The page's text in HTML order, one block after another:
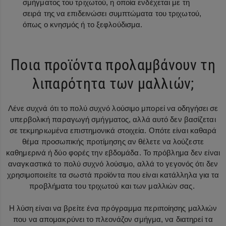
σμήγματος του τριχωτού, η οποία ενδέχεται με τη
σειρά της να επιδεινώσει συμπτώματα του τριχωτού,
όπως ο κνησμός ή το ξεφλούδισμα.
Ποια προϊόντα προλαμβάνουν τη
λιπαρότητα των μαλλιών;
Λένε συχνά ότι το πολύ συχνό λούσιμο μπορεί να οδηγήσει σε
υπερβολική παραγωγή σμήγματος, αλλά αυτό δεν βασίζεται
σε τεκμηριωμένα επιστημονικά στοιχεία. Οπότε είναι καθαρά
θέμα προσωπικής προτίμησης αν θέλετε να λούζεστε
καθημερινά ή δύο φορές την εβδομάδα. Το πρόβλημα δεν είναι
αναγκαστικά το πολύ συχνό λούσιμο, αλλά το γεγονός ότι δεν
χρησιμοποιείτε τα σωστά προϊόντα που είναι κατάλληλα για τα
προβλήματα του τριχωτού και των μαλλιών σας.
Η λύση είναι να βρείτε ένα πρόγραμμα περιποίησης μαλλιών
που να απομακρύνει το πλεονάζον σμήγμα, να διατηρεί τα